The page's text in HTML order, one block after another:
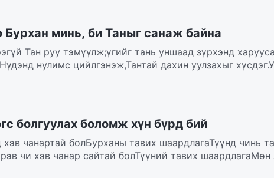
Бурхан минь, би Таныг санаж байна
Тан руу тэмүүлж;үгийг тань уншаад зүрхэнд
нулимс цийлгэнэж,Тантай дахин уулзахыг
болгуулах боломж хүн бүрд бий
чанартай болБурханы тавих шаардлагаТүүнд чинь
чи хэв чанар сайтай болТүүний тавих шаардлагаМөн